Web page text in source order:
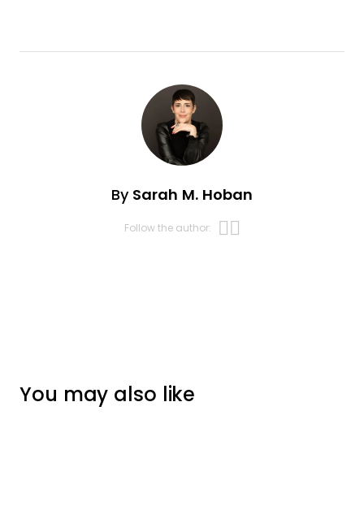
By Sarah M. Hoban
Follow the author: Opens new
You may also like